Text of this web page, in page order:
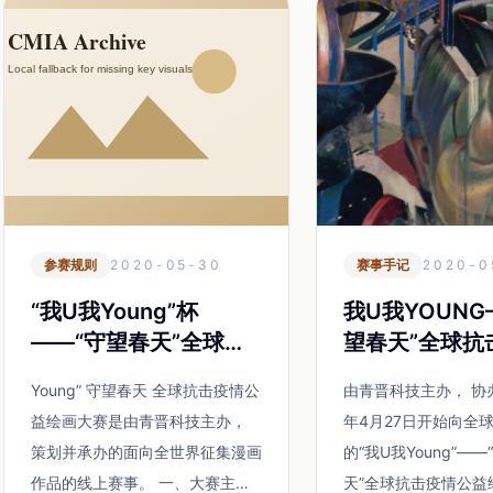
参赛规则 2020-05-30
“我U我Young”杯
——“守望春天”全球抗
赛规则
Young” 守望春天 全球抗击疫情公
益绘画大赛是由青晋科技主办，
策划并承办的面向全世界征集漫画
作品的线上赛事。 一、大赛主题
赛事手记 2020-
我U我
望春天”全球抗
由青晋科技主办，
年4月27日开始向全
的“我U我
天”全球抗击疫情公